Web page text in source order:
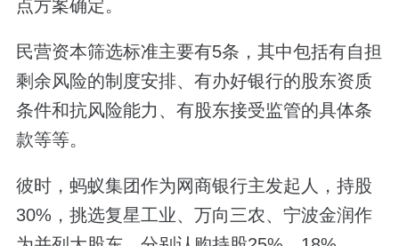
点方案确定。
民营资本筛选标准主要有5条，其中包括有自担
剩余风险的制度安排、有办好银行的股东资质
条件和抗风险能力、有股东接受监管的具体条
款等等。
彼时，蚂蚁集团作为网商银行主发起人，持股
30%，挑选复星工业、万向三农、宁波金润作